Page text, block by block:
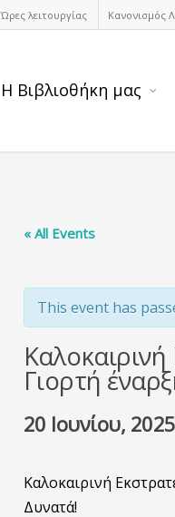
Ώρες λειτουργίας Κανονισμός
Η Βιβλιοθήκη μας
« All Events
This event has
Γιορτή
20 Ιουνίου,
Καλοκαιρινή
Δυνατά!